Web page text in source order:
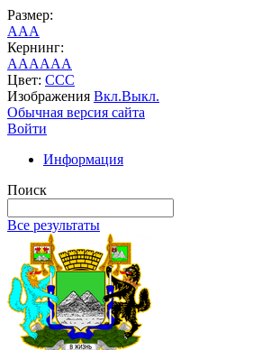
Размер:
AAA
Кернинг:
AAAAAA
Цвет: CCC
Изображения Вкл.Выкл.
Обычная версия сайта
Войти
Информация
Поиск
Все результаты